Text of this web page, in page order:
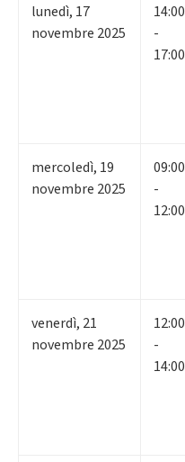
lunedì, 17
novembre 2025
14:00
-
17:00
mercoledì, 19
novembre 2025
09:00
-
12:00
venerdì, 21
novembre 2025
12:00
-
14:00